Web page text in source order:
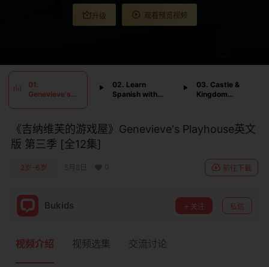
升级 观看预览视频
01.
Genevieve's
02. Learn
Spanish with
03. Castle &
Kingdom
《吉纳维芙的游戏屋》Genevieve's Playhouse英文
版 第三季 [全12集]
2岁-6岁 5月8日 前往下载
Bukids 关注 私信
视频介绍 视频选集 交流讨论